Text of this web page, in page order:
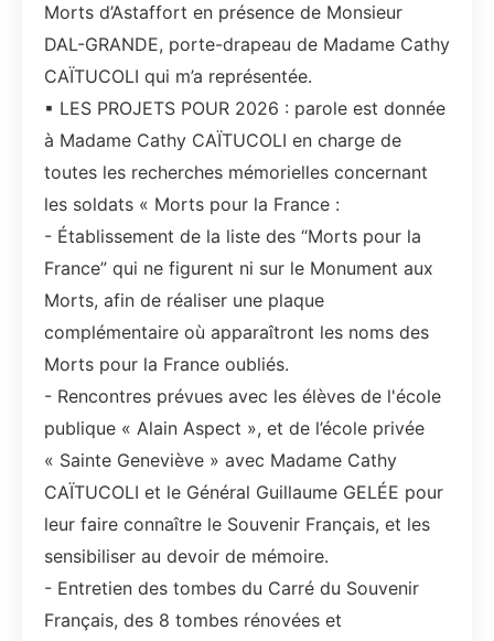
Morts d’Astaffort en présence de Monsieur
DAL-GRANDE, porte-drapeau de Madame Cathy
CAÏTUCOLI qui m’a représentée.
▪ LES PROJETS POUR 2026 : parole est donnée
à Madame Cathy CAÏTUCOLI en charge de
toutes les recherches mémorielles concernant
les soldats « Morts pour la France :
- Établissement de la liste des “Morts pour la
France” qui ne figurent ni sur le Monument aux
Morts, afin de réaliser une plaque
complémentaire où apparaîtront les noms des
Morts pour la France oubliés.
- Rencontres prévues avec les élèves de l'école
publique « Alain Aspect », et de l’école privée
« Sainte Geneviève » avec Madame Cathy
CAÏTUCOLI et le Général Guillaume GELÉE pour
leur faire connaître le Souvenir Français, et les
sensibiliser au devoir de mémoire.
- Entretien des tombes du Carré du Souvenir
Français, des 8 tombes rénovées et